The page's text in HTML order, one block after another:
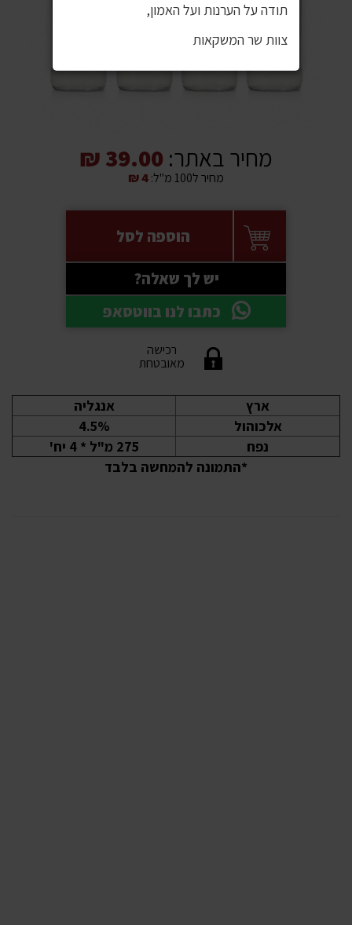
מחיר באתר: 39.00 ₪
מחיר ל100 מ"ל:
הוספה לסל
יש לך שאלה?
כתבו לנו בווטסאפ
רכישה
מאובטחת
ארץ
אנגליה
אלכוהול
4.5%
נפח
275 מ"ל * 4 יח'
*התמונה להמחשה בלבד
תודה על הערנות ועל האמון,
צוות שר המשקאות